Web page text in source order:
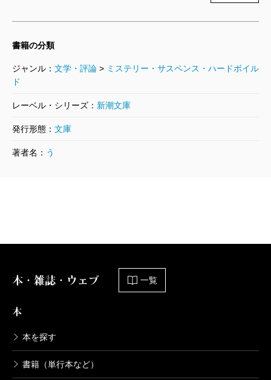
書籍の分類
ジャンル： 文学・評論 > ミステリー・サスペンス・ハードボイル
ド
レーベル・シリーズ： 新潮文庫
発行形態： 文庫
著者名： う
本・雑誌・ウェブ 一覧
本
本を探す
書籍（単行本など）